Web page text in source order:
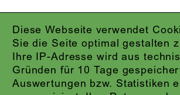
Diese Webseite verwendet
Sie die Seite optimal gestalten
Ihre IP-Adresse wird aus
Gründen für 10 Tage
Auswertungen bzw. Statistiken
IMPRESSUM
DATENSCHUTZ
AGB
KONTAKT
ABO-LOGIN